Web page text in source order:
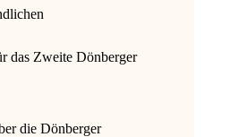
das Zweite Dönberger
die Dönberger